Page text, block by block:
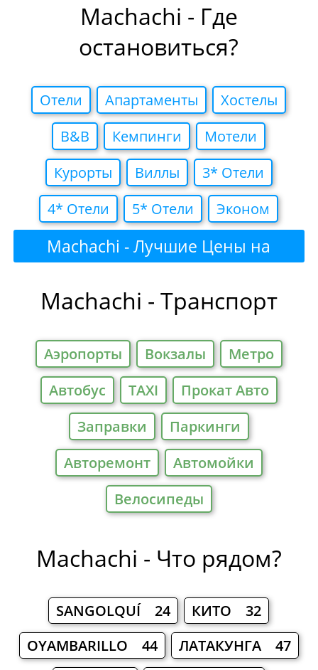
Machachi - Где
остановиться?
Отели Апартаменты
Хостелы
B&B
Кемпинги
Мотели
Курорты
Виллы
3* Отели
4* Отели
5* Отели Эконом
Machachi - Лучшие Цены на
Machachi - Транспорт
Аэропорты Вокзалы
Метро
Автобус
TAXI
Прокат Авто
Заправки
Паркинги
Авторемонт
Автомойки
Велосипеды
Machachi - Что рядом?
SANGOLQUÍ 24
КИТО 32
OYAMBARILLO 44
ЛАТАКУНГА 47